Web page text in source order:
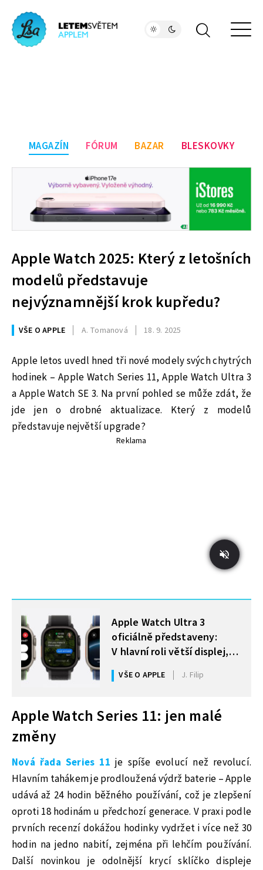
MAGAZÍN FÓRUM BAZAR BLESKOVKY
Apple Watch 2025: Který z letošních
modelů představuje
nejvýznamnější krok kupředu?
VŠE O APPLE A. Tomanová 18. 9. 2025
Apple letos uvedl hned tři nové modely svých chytrých
hodinek – Apple Watch Series 11, Apple Watch Ultra 3
a Apple Watch SE 3. Na první pohled se může zdát, že
jde jen o drobné aktualizace. Který z modelů
představuje největší upgrade?
Reklama
Apple Watch Ultra 3
oficiálně představeny:
V hlavní roli větší displej,
satelit a 5G
VŠE O APPLE J. Filip
Apple Watch Series 11: jen malé
změny
Nová řada Series 11 je spíše evolucí než revolucí.
Hlavním tahákem je prodloužená výdrž baterie – Apple
udává až 24 hodin běžného používání, což je zlepšení
oproti 18 hodinám u předchozí generace. V praxi podle
prvních recenzí dokážou hodinky vydržet i více než 30
hodin na jedno nabití, zejména při lehčím používání.
Další novinkou je odolnější krycí sklíčko displeje